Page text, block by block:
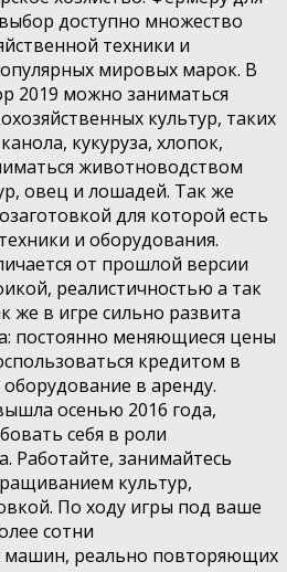
доступно множество
техники и
мировых марок. В
2019 можно заниматься
культур, таких
кукуруза, хлопок,
животноводством
овец и лошадей. Так же
для которой есть
и оборудования.
от прошлой версии
реалистичностью а так
же в игре сильно развита
постоянно меняющиеся цены
кредитом в
в аренду.
осенью 2016 года,
себя в роли
Работайте, занимайтесь
культур,
По ходу игры под ваше
сотни
машин, реально повторяющих